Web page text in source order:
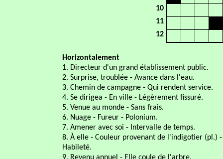
10
11
12
Horizontalement
1. Directeur d'un grand établissement public.
2. Surprise, troublée - Avance dans l'eau.
3. Chemin de campagne - Qui rendent service.
4. Se dirigea - En ville - Légèrement fissuré.
5. Venue au monde - Sans frais.
6. Nuage - Fureur - Polonium.
7. Amener avec soi - Intervalle de temps.
8. À elle - Couleur provenant de l'indigotier (pl.) -
Habileté.